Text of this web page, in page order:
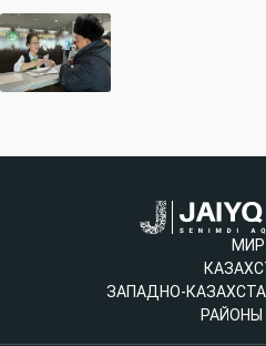
МИР
ЗАПАДНО-
РАЙОНЫ